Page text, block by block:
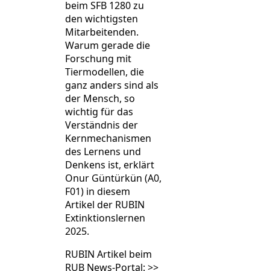
beim SFB 1280 zu
den wichtigsten
Mitarbeitenden.
Warum gerade die
Forschung mit
Tiermodellen, die
ganz anders sind als
der Mensch, so
wichtig für das
Verständnis der
Kernmechanismen
des Lernens und
Denkens ist, erklärt
Onur Güntürkün (A0,
F01) in diesem
Artikel der RUBIN
Extinktionslernen
2025.
RUBIN Artikel beim
RUB News-Portal: >>